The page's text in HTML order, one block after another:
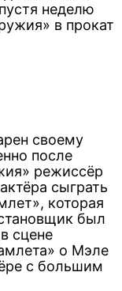
неделю
в прокат
своему
после
режиссёр
сыграть
которая
был
сцене
о Мэле
с большим